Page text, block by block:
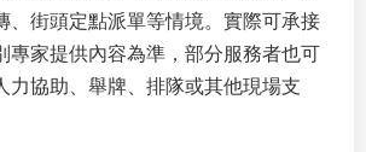
、街頭定點派單等情境。實際可承接
專家提供內容為準，部分服務者也可
力協助、舉牌、排隊或其他現場支